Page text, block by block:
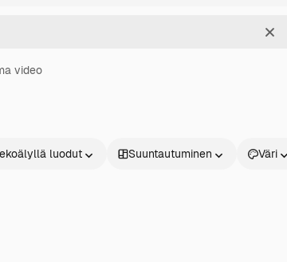
video
luodut Suuntautuminen Väri